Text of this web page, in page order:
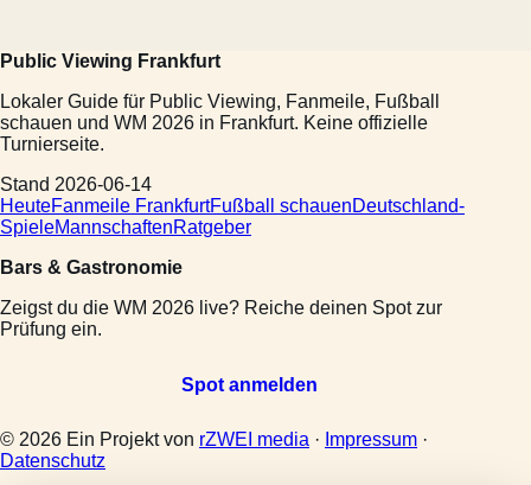
Public Viewing Frankfurt
Lokaler Guide für Public Viewing, Fanmeile, Fußball
schauen und WM 2026 in Frankfurt. Keine offizielle
Turnierseite.
Stand 2026-06-14
HeuteFanmeile FrankfurtFußball schauenDeutschland-
SpieleMannschaftenRatgeber
Bars & Gastronomie
Zeigst du die WM 2026 live? Reiche deinen Spot zur
Prüfung ein.
Spot anmelden
© 2026 Ein Projekt von rZWEI media · Impressum ·
Datenschutz